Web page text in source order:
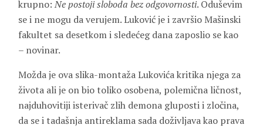
krupno:Ne postoji sloboda bez odgovornosti. Oduševim
se i ne mogu da verujem. Luković je i završio Mašinski
fakultet sa desetkom i sledećeg dana zaposlio se kao
– novinar.
Možda je ova slika-montaža Lukovića kritika njega za
života ali je on bio toliko osobena, polemična ličnost,
najduhovitiji isterivač zlih demona gluposti i zločina,
da se i tadašnja antireklama sada doživljava kao prava